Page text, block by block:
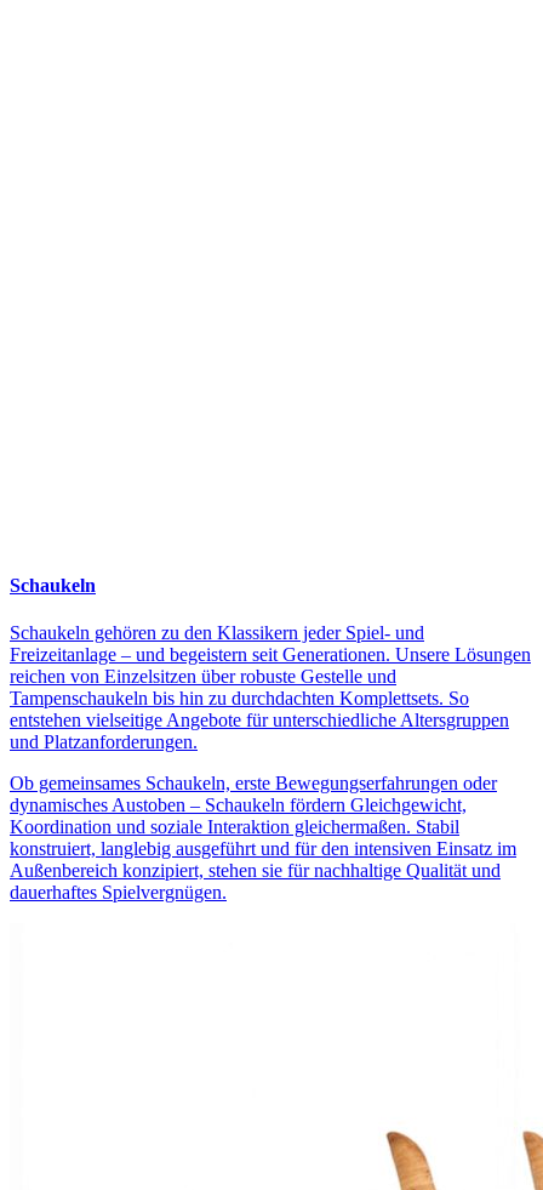
Schaukeln
Schaukeln gehören zu den Klassikern jeder Spiel- und
Freizeitanlage – und begeistern seit Generationen. Unsere Lösungen
reichen von Einzelsitzen über robuste Gestelle und
Tampenschaukeln bis hin zu durchdachten Komplettsets. So
entstehen vielseitige Angebote für unterschiedliche Altersgruppen
und Platzanforderungen.
Ob gemeinsames Schaukeln, erste Bewegungserfahrungen oder
dynamisches Austoben – Schaukeln fördern Gleichgewicht,
Koordination und soziale Interaktion gleichermaßen. Stabil
konstruiert, langlebig ausgeführt und für den intensiven Einsatz im
Außenbereich konzipiert, stehen sie für nachhaltige Qualität und
dauerhaftes Spielvergnügen.